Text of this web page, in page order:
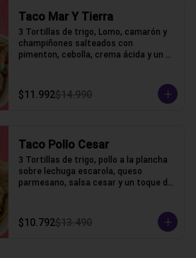
Taco Mar Y Tierra
3 Tortillas de trigo, Lomo, camarón y
champiñones salteados con
pimenton, cebolla, crema ácida y un
$11.992$14.990
Taco Pollo Cesar
3 Tortillas de trigo, pollo a la plancha
sobre lechuga escarola, queso
parmesano, salsa cesar y un toque de
$10.792$13.490